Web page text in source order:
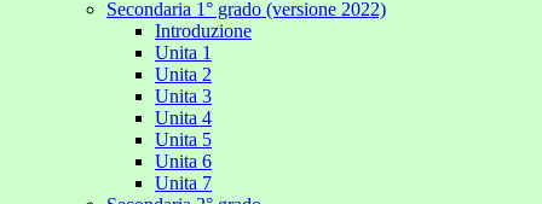
Secondaria 1° grado (versione 2022)
Introduzione
Unita 1
Unita 2
Unita 3
Unita 4
Unita 5
Unita 6
Unita 7